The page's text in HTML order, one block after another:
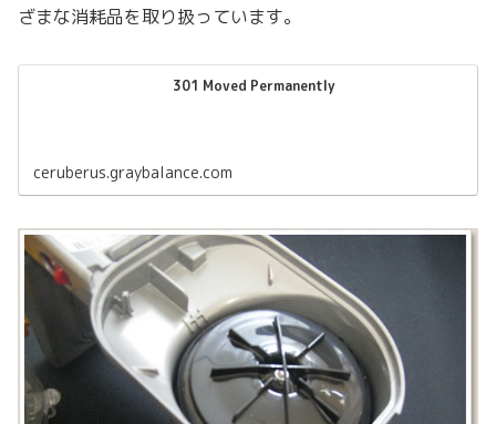
ざまな消耗品を取り扱っています。
301 Moved Permanently
ceruberus.graybalance.com